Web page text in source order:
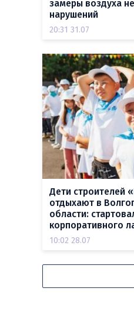
замеры воздуха
нарушений
20:31 31.07
Дети строителей
отдыхают в
области:
корпоративного
10:02 28.07